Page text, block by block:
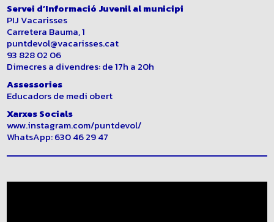
Servei d’Informació Juvenil al municipi
PIJ Vacarisses
Carretera Bauma, 1
puntdevol@vacarisses.cat
93 828 02 06
Dimecres a divendres: de 17h a 20h
Assessories
Educadors de medi obert
Xarxes Socials
www.instagram.com/puntdevol/
WhatsApp: 630 46 29 47